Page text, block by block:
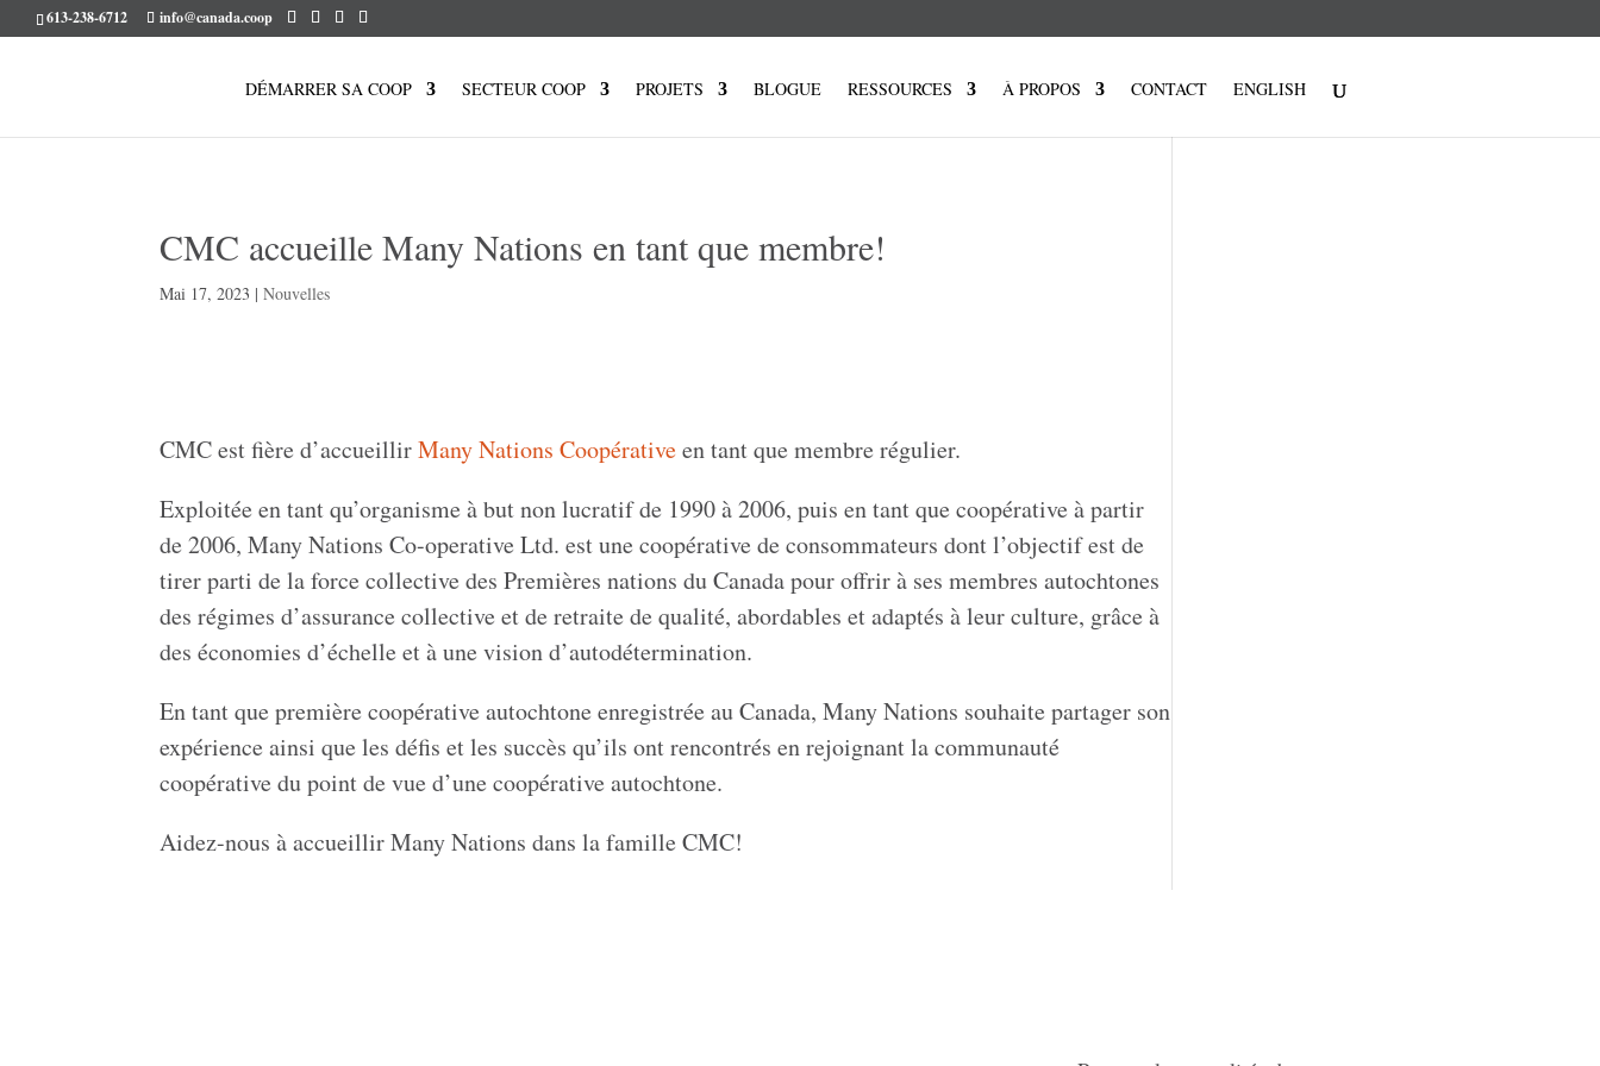
613-238-6712 info@canada.coop
DÉMARRER SA COOP SECTEUR COOP PROJETS BLOGUE RESSOURCES À PROPOS CONTACT ENGLISH
CMC accueille Many Nations en tant que membre!
Mai 17, 2023 |Nouvelles
CMC est fière d’accueillirMany Nations Coopérativeen tant que membre régulier.
Exploitée en tant qu’organisme à but non lucratif de 1990 à 2006, puis en tant que coopérative à partir
de 2006, Many Nations Co-operative Ltd. est une coopérative de consommateurs dont l’objectif est de
tirer parti de la force collective des Premières nations du Canada pour offrir à ses membres autochtones
des régimes d’assurance collective et de retraite de qualité, abordables et adaptés à leur culture, grâce à
des économies d’échelle et à une vision d’autodétermination.
En tant que première coopérative autochtone enregistrée au Canada, Many Nations souhaite partager son
expérience ainsi que les défis et les succès qu’ils ont rencontrés en rejoignant la communauté
coopérative du point de vue d’une coopérative autochtone.
Aidez-nous à accueillir Many Nations dans la famille CMC!